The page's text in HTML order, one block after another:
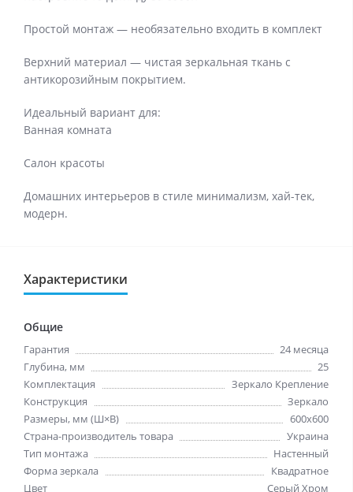
Простой монтаж — необязательно входить в комплект
Верхний материал — чистая зеркальная ткань с
антикорозийным покрытием.
Идеальный вариант для:
Ванная комната
Салон красоты
Домашних интерьеров в стиле минимализм, хай-тек,
модерн.
Характеристики
Общие
Гарантия
24 месяца
Глубина, мм
25
Комплектация
Зеркало Крепление
Конструкция
Зеркало
Размеры, мм (Ш×В)
600x600
Страна-производитель товара
Украина
Тип монтажа
Настенный
Форма зеркала
Квадратное
Цвет
Серый Хром